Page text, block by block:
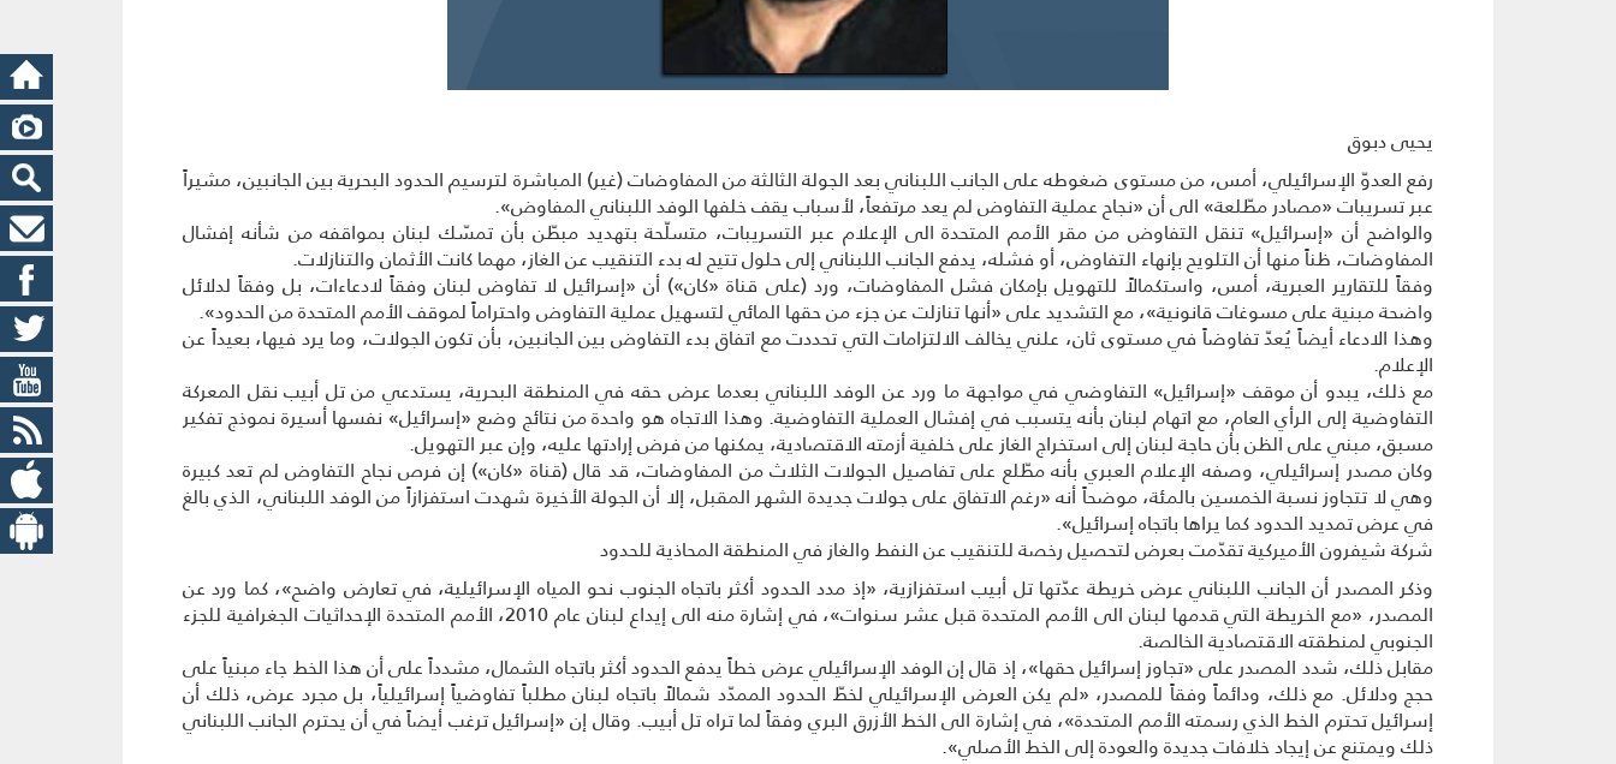
يحيى دبوق
رفع العدوّ الإسرائيلي، أمس، من مستوى ضغوطه على الجانب اللبناني بعد الجولة الثالثة من المفاوضات (غير) المباشرة لترسيم الحدود البحرية بين الجانبين، مشيراً
عبر تسريبات «مصادر مطّلعة» الى أن «نجاح عملية التفاوض لم يعد مرتفعاً، لأسباب يقف خلفها الوفد اللبناني المفاوض».
والواضح أن «إسرائيل» تنقل التفاوض من مقر الأمم المتحدة الى الإعلام عبر التسريبات، متسلّحة بتهديد مبطّن بأن تمسّك لبنان بمواقفه من شأنه إفشال
المفاوضات، ظناً منها أن التلويح بإنهاء التفاوض، أو فشله، يدفع الجانب اللبناني إلى حلول تتيح له بدء التنقيب عن الغاز، مهما كانت الأثمان والتنازلات.
وفقاً للتقارير العبرية، أمس، واستكمالاً للتهويل بإمكان فشل المفاوضات، ورد (على قناة «كان») أن «إسرائيل لا تفاوض لبنان وفقاً لادعاءات، بل وفقاً لدلائل
واضحة مبنية على مسوغات قانونية»، مع التشديد على «أنها تنازلت عن جزء من حقها المائي لتسهيل عملية التفاوض واحتراماً لموقف الأمم المتحدة من الحدود».
وهذا الادعاء أيضاً يُعدّ تفاوضاً في مستوى ثان، علني يخالف الالتزامات التي تحددت مع اتفاق بدء التفاوض بين الجانبين، بأن تكون الجولات، وما يرد فيها، بعيداً عن
الإعلام.
مع ذلك، يبدو أن موقف «إسرائيل» التفاوضي في مواجهة ما ورد عن الوفد اللبناني بعدما عرض حقه في المنطقة البحرية، يستدعي من تل أبيب نقل المعركة
التفاوضية إلى الرأي العام، مع اتهام لبنان بأنه يتسبب في إفشال العملية التفاوضية. وهذا الاتجاه هو واحدة من نتائج وضع «إسرائيل» نفسها أسيرة نموذج تفكير
مسبق، مبني على الظن بأن حاجة لبنان إلى استخراج الغاز على خلفية أزمته الاقتصادية، يمكنها من فرض إرادتها عليه، وإن عبر التهويل.
وكان مصدر إسرائيلي، وصفه الإعلام العبري بأنه مطّلع على تفاصيل الجولات الثلاث من المفاوضات، قد قال (قناة «كان») إن فرص نجاح التفاوض لم تعد كبيرة
وهي لا تتجاوز نسبة الخمسين بالمئة، موضحاً أنه «رغم الاتفاق على جولات جديدة الشهر المقبل، إلا أن الجولة الأخيرة شهدت استفزازاً من الوفد اللبناني، الذي بالغ
في عرض تمديد الحدود كما يراها باتجاه إسرائيل».
شركة شيفرون الأميركية تقدّمت بعرض لتحصيل رخصة للتنقيب عن النفط والغاز في المنطقة المحاذية للحدود
وذكر المصدر أن الجانب اللبناني عرض خريطة عدّتها تل أبيب استفزازية، «إذ مدد الحدود أكثر باتجاه الجنوب نحو المياه الإسرائيلية، في تعارض واضح»، كما ورد عن
المصدر، «مع الخريطة التي قدمها لبنان الى الأمم المتحدة قبل عشر سنوات»، في إشارة منه الى إيداع لبنان عام 2010، الأمم المتحدة الإحداثيات الجغرافية للجزء
الجنوبي لمنطقته الاقتصادية الخالصة.
مقابل ذلك، شدد المصدر على «تجاوز إسرائيل حقها»، إذ قال إن الوفد الإسرائيلي عرض خطاً يدفع الحدود أكثر باتجاه الشمال، مشدداً على أن هذا الخط جاء مبنياً على
حجج ودلائل. مع ذلك، ودائماً وفقاً للمصدر، «لم يكن العرض الإسرائيلي لخطّ الحدود الممدّد شمالاً باتجاه لبنان مطلباً تفاوضياً إسرائيلياً، بل مجرد عرض، ذلك أن
إسرائيل تحترم الخط الذي رسمته الأمم المتحدة»، في إشارة الى الخط الأزرق البري وفقاً لما تراه تل أبيب. وقال إن «إسرائيل ترغب أيضاً في أن يحترم الجانب اللبناني
ذلك ويمتنع عن إيجاد خلافات جديدة والعودة إلى الخط الأصلي».